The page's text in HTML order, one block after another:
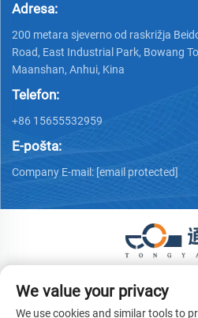
Adresa:
200 metara sjeverno od raskrižja
Road, East Industrial Park, Bowang
Maanshan, Anhui, Kina
Telefon:
+86 15655532959
E-pošta:
Company E-mail: [email protected]
Equipment Co., Ltd. Sva prava
We value your privacy
We use cookies and similar tools to